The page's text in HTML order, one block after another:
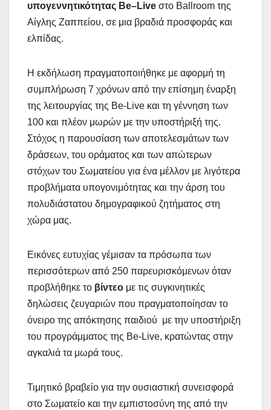
υπογεννητικότητας Be–Live στο Ballroom της
Αίγλης Ζαππείου, σε μια βραδιά προσφοράς και
ελπίδας.
Η εκδήλωση πραγματοποιήθηκε με αφορμή τη
συμπλήρωση 7 χρόνων από την επίσημη έναρξη
της λειτουργίας της Be-Live και τη γέννηση των
100 και πλέον μωρών με την υποστήριξή της.
Στόχος η παρουσίαση των αποτελεσμάτων των
δράσεων, του οράματος και των απώτερων
στόχων του Σωματείου για ένα μέλλον με λιγότερα
προβλήματα υπογονιμότητας και την άρση του
πολυδιάστατου δημογραφικού ζητήματος στη
χώρα μας.
Εικόνες ευτυχίας γέμισαν τα πρόσωπα των
περισσότερων από 250 παρευρισκόμενων όταν
προβλήθηκε το βίντεο με τις συγκινητικές
δηλώσεις ζευγαριών που πραγματοποίησαν το
όνειρο της απόκτησης παιδιού με την υποστήριξη
του προγράμματος της Be-Live, κρατώντας στην
αγκαλιά τα μωρά τους.
Τιμητικό βραβείο για την ουσιαστική συνεισφορά
στο Σωματείο και την εμπιστοσύνη της από την